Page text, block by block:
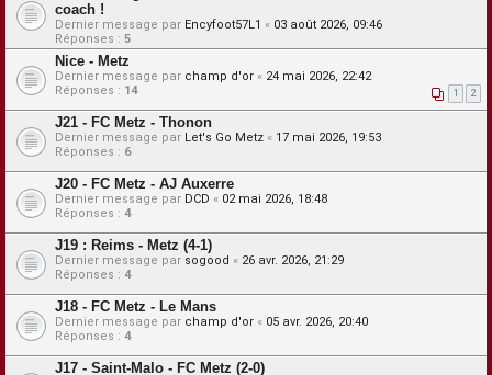
coach !
Dernier message par Encyfoot57L1 « 03 août 2026, 09:46
Réponses : 5
Nice - Metz
Dernier message par champ d'or « 24 mai 2026, 22:42
Réponses : 14 1 2
J21 - FC Metz - Thonon
Dernier message par Let's Go Metz « 17 mai 2026, 19:53
Réponses : 6
J20 - FC Metz - AJ Auxerre
Dernier message par DCD « 02 mai 2026, 18:48
Réponses : 4
J19 : Reims - Metz (4-1)
Dernier message par sogood « 26 avr. 2026, 21:29
Réponses : 4
J18 - FC Metz - Le Mans
Dernier message par champ d'or « 05 avr. 2026, 20:40
Réponses : 4
J17 - Saint-Malo - FC Metz (2-0)